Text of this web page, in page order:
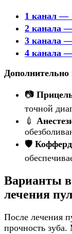
1 канал —
2 канала
3 канала
4 канала
Дополнительно
📷
точной
💉
🛡️
Варианты
лечения
После лечения
прочность зуба.